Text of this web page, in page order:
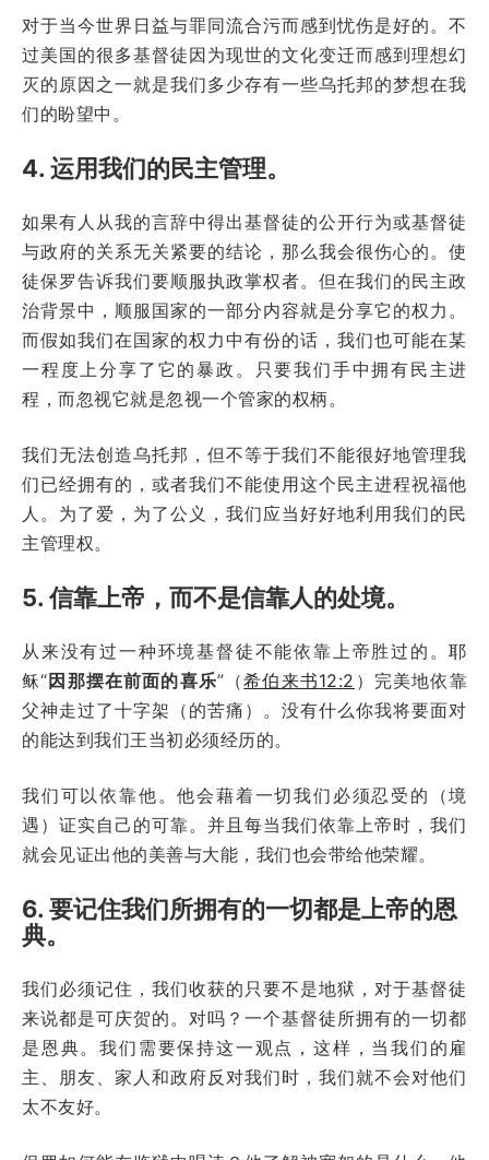
对于当今世界日益与罪同流合污而感到忧伤是好的。不
过美国的很多基督徒因为现世的文化变迁而感到理想幻
灭的原因之一就是我们多少存有一些乌托邦的梦想在我
们的盼望中。
4. 运用我们的民主管理。
如果有人从我的言辞中得出基督徒的公开行为或基督徒
与政府的关系无关紧要的结论，那么我会很伤心的。使
徒保罗告诉我们要顺服执政掌权者。但在我们的民主政
治背景中，顺服国家的一部分内容就是分享它的权力。
而假如我们在国家的权力中有份的话，我们也可能在某
一程度上分享了它的暴政。只要我们手中拥有民主进
程，而忽视它就是忽视一个管家的权柄。
我们无法创造乌托邦，但不等于我们不能很好地管理我
们已经拥有的，或者我们不能使用这个民主进程祝福他
人。为了爱，为了公义，我们应当好好地利用我们的民
主管理权。
5. 信靠上帝，而不是信靠人的处境。
从来没有过一种环境基督徒不能依靠上帝胜过的。耶
稣“因那摆在前面的喜乐”（希伯来书12:2 ）完美地依靠
父神走过了十字架（的苦痛）。没有什么你我将要面对
的能达到我们王当初必须经历的。
我们可以依靠他。他会藉着一切我们必须忍受的（境
遇）证实自己的可靠。并且每当我们依靠上帝时，我们
就会见证出他的美善与大能，我们也会带给他荣耀。
6. 要记住我们所拥有的一切都是上帝的恩
典。
我们必须记住，我们收获的只要不是地狱，对于基督徒
来说都是可庆贺的。对吗？一个基督徒所拥有的一切都
是恩典。我们需要保持这一观点，这样，当我们的雇
主、朋友、家人和政府反对我们时，我们就不会对他们
太不友好。